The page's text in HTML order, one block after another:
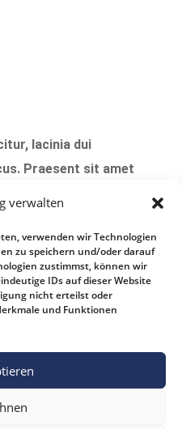
verwalten
verwenden wir Technologien
zu speichern und/oder darauf
zustimmst, können wir
IDs auf dieser Website
nicht erteilst oder
und Funktionen
lacinia dui
Praesent sit amet
molestie feugiat ac
nulla et ex molestie,